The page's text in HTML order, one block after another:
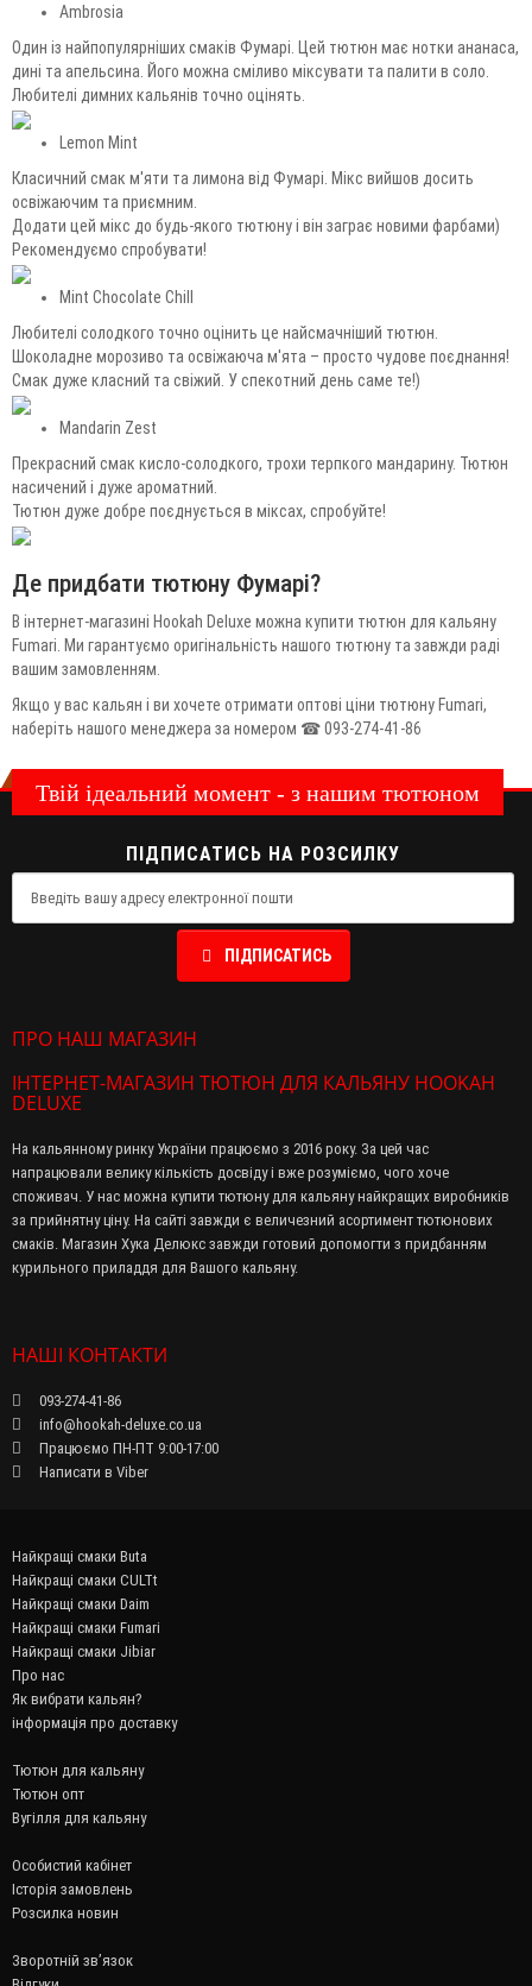
Ambrosia
Один із найпопулярніших смаків Фумарі. Цей тютюн має нотки ананаса,
дині та апельсина. Його можна сміливо міксувати та палити в соло.
Любителі димних кальянів точно оцінять.
Lemon Mint
Класичний смак м'яти та лимона від Фумарі. Мікс вийшов досить
освіжаючим та приємним.
Додати цей мікс до будь-якого тютюну і він заграє новими фарбами)
Рекомендуємо спробувати!
Mint Chocolate Chill
Любителі солодкого точно оцінить це найсмачніший тютюн.
Шоколадне морозиво та освіжаюча м'ята – просто чудове поєднання!
Смак дуже класний та свіжий. У спекотний день саме те!)
Mandarin Zest
Прекрасний смак кисло-солодкого, трохи терпкого мандарину. Тютюн
насичений і дуже ароматний.
Тютюн дуже добре поєднується в міксах, спробуйте!
Де придбати тютюну Фумарі?
В інтернет-магазині Hookah Deluxe можна купити тютюн для кальяну
Fumari. Ми гарантуємо оригінальність нашого тютюну та завжди раді
вашим замовленням.
Якщо у вас кальян і ви хочете отримати оптові ціни тютюну Fumari,
наберіть нашого менеджера за номером ☎ 093-274-41-86
Твій ідеальний момент - з нашим тютюном
ПІДПИСАТИСЬ НА РОЗСИЛКУ
ПІДПИСАТИСЬ
ПРО НАШ МАГАЗИН
ІНТЕРНЕТ-МАГАЗИН ТЮТЮН ДЛЯ КАЛЬЯНУ HOOKAH
DELUXE
На кальянному ринку України працюємо з 2016 року. За цей час
напрацювали велику кількість досвіду і вже розуміємо, чого хоче
споживач. У нас можна купити тютюну для кальяну найкращих виробників
за прийнятну ціну. На сайті завжди є величезний асортимент тютюнових
смаків. Магазин Хука Делюкс завжди готовий допомогти з придбанням
курильного приладдя для Вашого кальяну.
НАШІ КОНТАКТИ
093-274-41-86
info@hookah-deluxe.co.ua
Працюємо ПН-ПТ 9:00-17:00
Написати в Viber
Найкращі смаки Buta
Найкращі смаки CULTt
Найкращі смаки Daim
Найкращі смаки Fumari
Найкращі смаки Jibiar
Про нас
Як вибрати кальян?
інформація про доставку
Тютюн для кальяну
Тютюн опт
Вугілля для кальяну
Особистий кабінет
Історія замовлень
Розсилка новин
Зворотній зв’язок